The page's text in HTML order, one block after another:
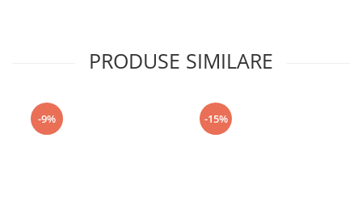
PRODUSE SIMILARE
-9% -15%